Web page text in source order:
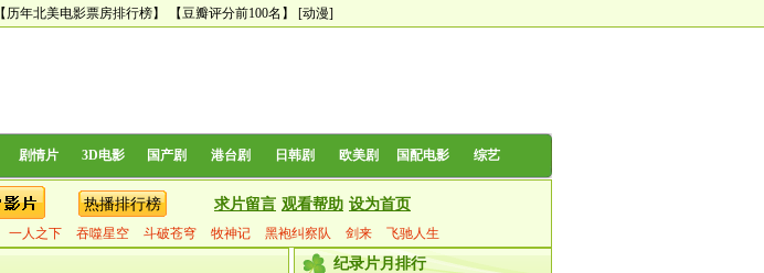
【历年北美电影票房排行榜】 【豆瓣评分前100名】 [动漫]
剧情片 3D电影 国产剧 港台剧 日韩剧 欧美剧 国配电影 综艺
热播排行榜 求片留言 观看帮助 设为首页
一人之下 吞噬星空 斗破苍穹 牧神记 黑袍纠察队 剑来 飞驰人生
纪录片月排行